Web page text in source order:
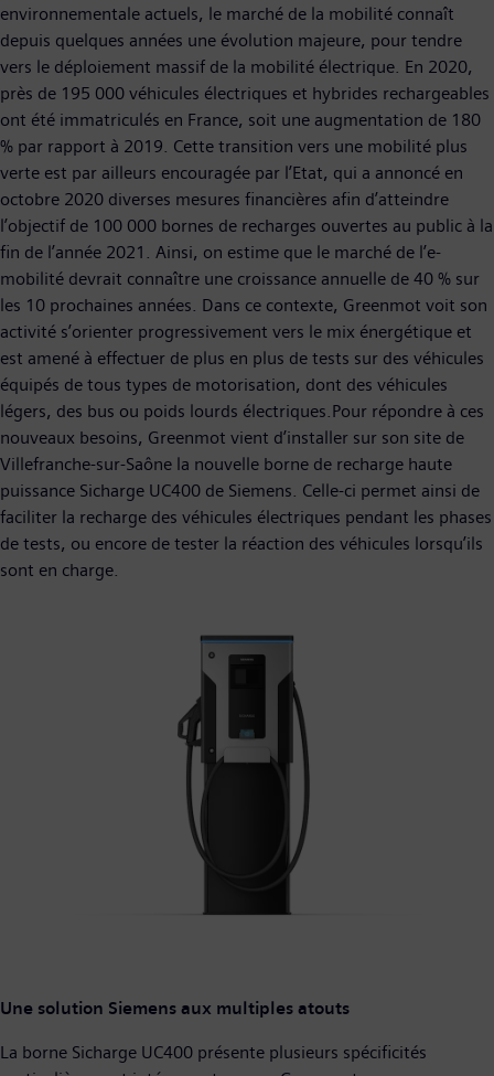
environnementale actuels, le marché de la mobilité connaît
depuis quelques années une évolution majeure, pour tendre
vers le déploiement massif de la mobilité électrique. En 2020,
près de 195 000 véhicules électriques et hybrides rechargeables
ont été immatriculés en France, soit une augmentation de 180
% par rapport à 2019. Cette transition vers une mobilité plus
verte est par ailleurs encouragée par l’Etat, qui a annoncé en
octobre 2020 diverses mesures financières afin d’atteindre
l’objectif de 100 000 bornes de recharges ouvertes au public à la
fin de l’année 2021. Ainsi, on estime que le marché de l’e-
mobilité devrait connaître une croissance annuelle de 40 % sur
les 10 prochaines années. Dans ce contexte, Greenmot voit son
activité s’orienter progressivement vers le mix énergétique et
est amené à effectuer de plus en plus de tests sur des véhicules
équipés de tous types de motorisation, dont des véhicules
légers, des bus ou poids lourds électriques.Pour répondre à ces
nouveaux besoins, Greenmot vient d’installer sur son site de
Villefranche-sur-Saône la nouvelle borne de recharge haute
puissance Sicharge UC400 de Siemens. Celle-ci permet ainsi de
faciliter la recharge des véhicules électriques pendant les phases
de tests, ou encore de tester la réaction des véhicules lorsqu’ils
sont en charge.
Une solution Siemens aux multiples atouts
La borne Sicharge UC400 présente plusieurs spécificités